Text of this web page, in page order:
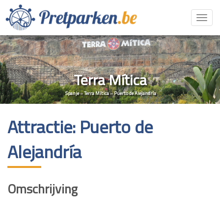
Terra Mítica
Spanje»Terra Mítica»Puerto de Alejandría
Attractie: Puerto de
Alejandría
Omschrijving